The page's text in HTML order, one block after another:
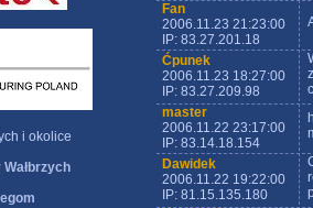
i okolice
Fan
2006.11.23 21:23:00
IP: 83.27.201.18
Ćpunek
2006.11.23 18:27:00
IP: 83.27.209.98
master
2006.11.22 23:17:00
IP: 83.14.18.154
Dawidek
2006.11.22 19:22:00
IP: 81.15.135.180